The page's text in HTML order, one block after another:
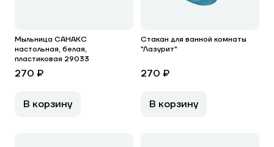
Мыльница САНАКС
настольная, белая,
пластиковая 29033
270 ₽
В корзину
Стакан для ванной комнаты
"Лазурит"
270 ₽
В корзину